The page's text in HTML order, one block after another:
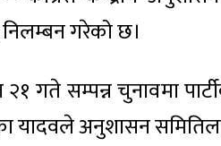
गरेको छ।
गते सम्पन्न चुनावमा
यादवले अनुशासन